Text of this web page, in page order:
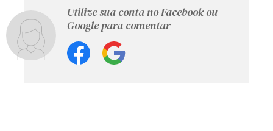
Utilize sua conta no Facebook ou
Google para comentar